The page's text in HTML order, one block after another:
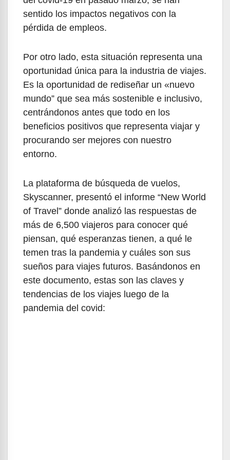
sentido los impactos negativos con la
pérdida de empleos.
Por otro lado, esta situación representa una
oportunidad única para la industria de viajes.
Es la oportunidad de rediseñar un «nuevo
mundo” que sea más sostenible e inclusivo,
centrándonos antes que todo en los
beneficios positivos que representa viajar y
procurando ser mejores con nuestro
entorno.
La plataforma de búsqueda de vuelos,
Skyscanner, presentó el informe “New World
of Travel” donde analizó las respuestas de
más de 6,500 viajeros para conocer qué
piensan, qué esperanzas tienen, a qué le
temen tras la pandemia y cuáles son sus
sueños para viajes futuros. Basándonos en
este documento, estas son las claves y
tendencias de los viajes luego de la
pandemia del covid: